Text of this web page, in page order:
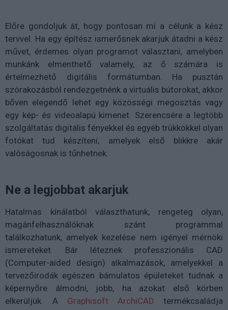
Előre gondoljuk át, hogy pontosan mi a célunk a kész
tervvel. Ha egy építész ismerősnek akarjuk átadni a kész
művet, érdemes olyan programot választani, amelyben
munkánk elmenthető valamely, az ő számára is
értelmezhető digitális formátumban. Ha pusztán
szórakozásból rendezgetnénk a virtuális bútorokat, akkor
bőven elegendő lehet egy közösségi megosztás vagy
egy kép- és videoalapú kimenet. Szerencsére a legtöbb
szolgáltatás digitális fényekkel és egyéb trükkökkel olyan
fotókat tud készíteni, amelyek első blikkre akár
valóságosnak is tűnhetnek.
Ne a legjobbat akarjuk
Hatalmas kínálatból választhatunk, rengeteg olyan,
magánfelhasználóknak szánt programmal
találkozhatunk, amelyek kezelése nem igényel mérnöki
ismereteket. Bár léteznek professzionális CAD
(Computer-aided design) alkalmazások, amelyekkel a
tervezőirodák egészen bámulatos épületeket tudnak a
képernyőre álmodni, jobb, ha azokat első körben
elkerüljük. A Graphisoft ArchiCAD termékcsaládja